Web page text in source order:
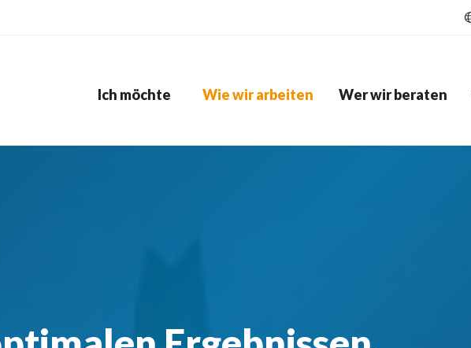
Ich möchte Wie wir arbeiten Wer wir beraten